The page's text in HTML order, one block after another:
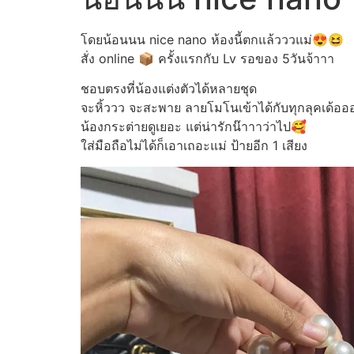
โดยน้อนนน nice nano ห้องนี้ตกแล้วววแม่😍😆
สั่ง online 📦 ครั้งแรกกับ Lv รอของ 5วันจ้าาา
ชอบตรงที่น้องแต่งตัวได้หลายชุด
จะหิ้ววว จะสะพาย ลายโมโนเข้าได้กับทุกลุคเด้ออ
น้องกระต่ายดูเยอะ แต่น่ารักน๊าาาว่าไป🥰
ใส่มือถือไม่ได้ก็เอาเถอะแม่ ป้ายอีก 1 เสียง